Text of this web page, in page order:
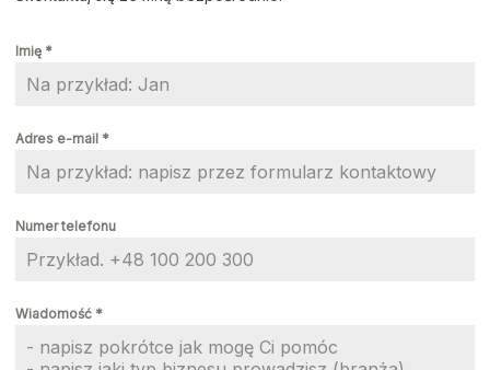
Imię *
Adres e-mail *
Numer telefonu
Wiadomość *